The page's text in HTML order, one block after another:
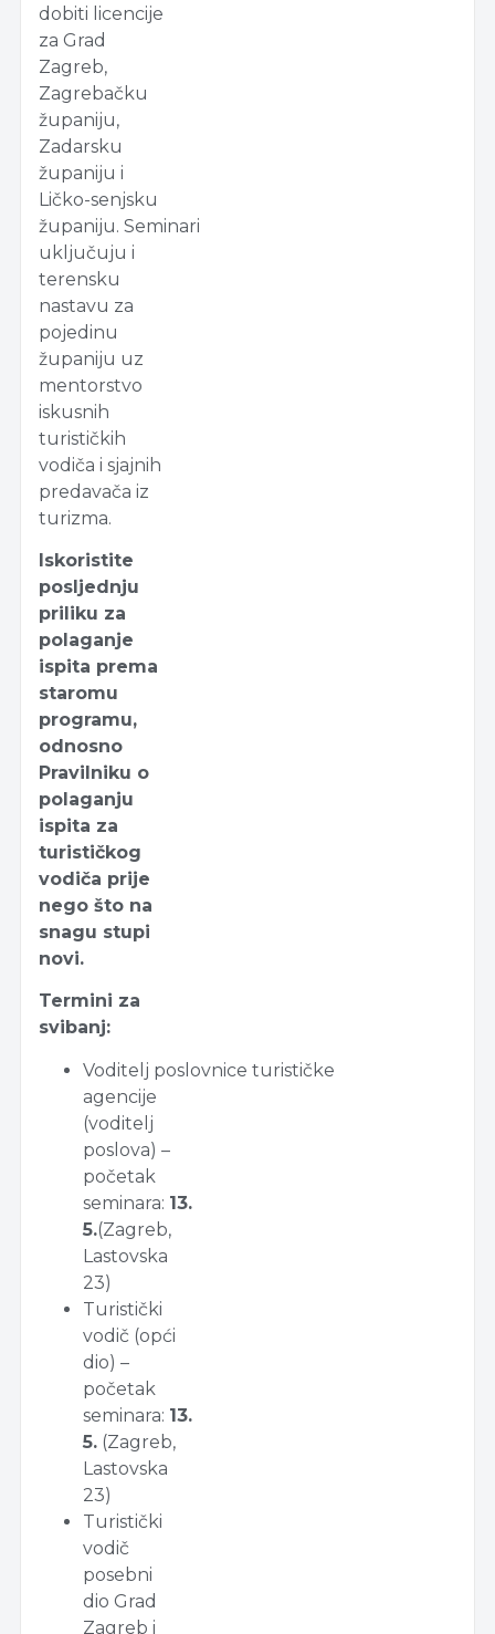
dobiti licencije
za Grad
Zagreb,
Zagrebačku
županiju,
Zadarsku
županiju i
Ličko-senjsku
županiju. Seminari
uključuju i
terensku
nastavu za
pojedinu
županiju uz
mentorstvo
iskusnih
turističkih
vodiča i sjajnih
predavača iz
turizma.
Iskoristite
posljednju
priliku za
polaganje
ispita prema
staromu
programu,
odnosno
Pravilniku o
polaganju
ispita za
turističkog
vodiča prije
nego što na
snagu stupi
novi.
Termini za
svibanj:
Voditelj poslovnice turističke
agencije
(voditelj
poslova) –
početak
seminara: 13.
5.(Zagreb,
Lastovska
23)
Turistički
vodič (opći
dio) –
početak
seminara: 13.
5. (Zagreb,
Lastovska
23)
Turistički
vodič
posebni
dio Grad
Zagreb i